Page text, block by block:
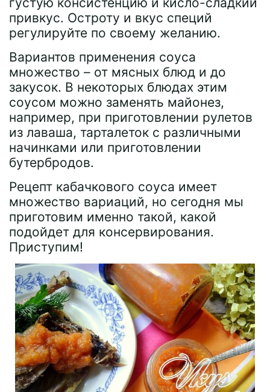
привкус. Остроту и вкус специй
регулируйте по своему желанию.
Вариантов применения соуса
множество – от мясных блюд и до
закусок. В некоторых блюдах этим
соусом можно заменять майонез,
например, при приготовлении рулетов
из лаваша, тарталеток с различными
начинками или приготовлении
бутербродов.
Рецепт кабачкового соуса имеет
множество вариаций, но сегодня мы
приготовим именно такой, какой
подойдет для консервирования.
Приступим!